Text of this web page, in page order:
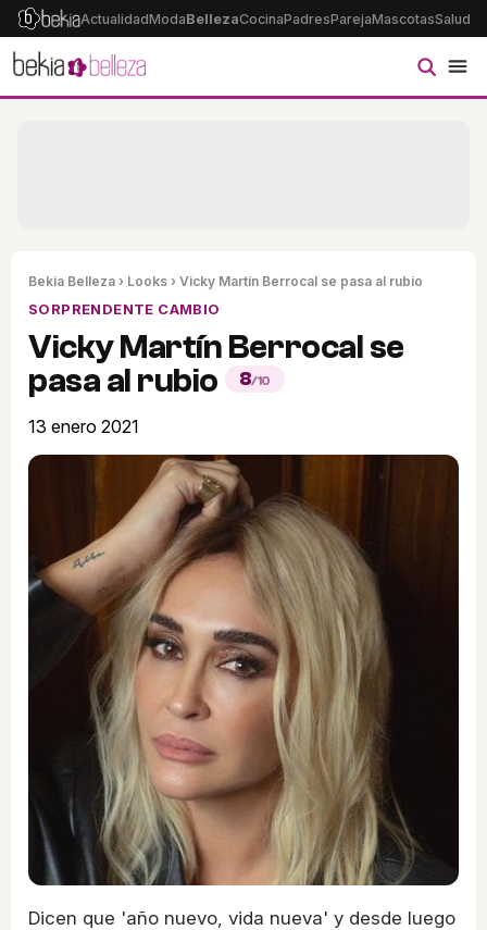
ActualidadModaBellezaCocinaPadresParejaMascotasSalud
Bekia Belleza › Looks › Vicky Martín Berrocal se pasa al rubio
SORPRENDENTE CAMBIO
Vicky Martín Berrocal se
pasa al rubio
8/10
13 enero 2021
Dicen que 'año nuevo, vida nueva' y desde luego